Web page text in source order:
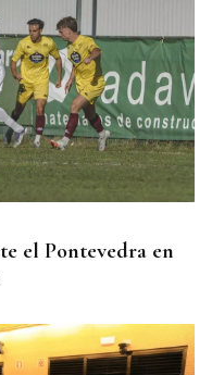
el Pontevedra en